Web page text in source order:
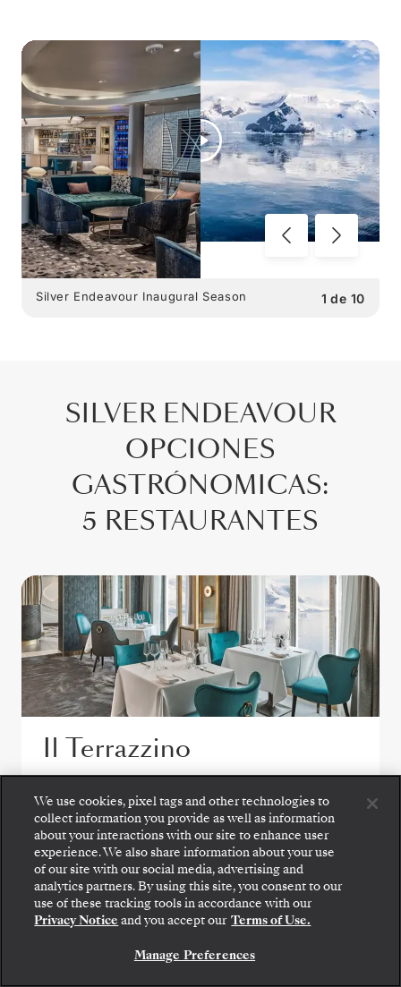
1 de 10
Silver Endeavour Inaugural Season
SILVER ENDEAVOUR
OPCIONES
GASTRÓNOMICAS:
5 RESTAURANTES
Il Terrazzino
Il Terrazzino lleva la cocina italiana clásica a
bordo del Silver Endeavour con exquisitas
pastas, recetas del viejo mundo y vinos
selectos de distintas regiones.
Suba a bordo: elija su suite y revise las tarifas y los
servicios incluidos antes de confirmar de forma
segura su viaje con Silversea.
RESERVE SU SUITE
We use cookies, pixel tags and other technologies to
collect information you provide as well as information
about your interactions with our site to enhance user
experience. We also share information about your use
of our site with our social media, advertising and
analytics partners. By using this site, you consent to our
use of these tracking tools in accordance with our
Privacy Notice and you accept our Terms of Use.
Manage Preferences